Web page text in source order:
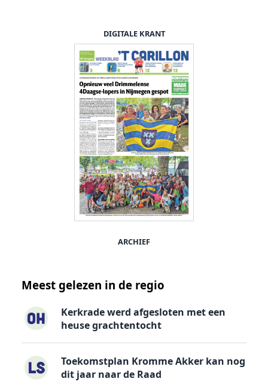
DIGITALE KRANT
ARCHIEF
Meest gelezen in de regio
Kerkrade werd afgesloten met een
heuse grachtentocht
Toekomstplan Kromme Akker kan nog
dit jaar naar de Raad